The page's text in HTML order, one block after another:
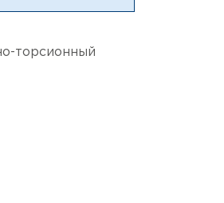
торсионный